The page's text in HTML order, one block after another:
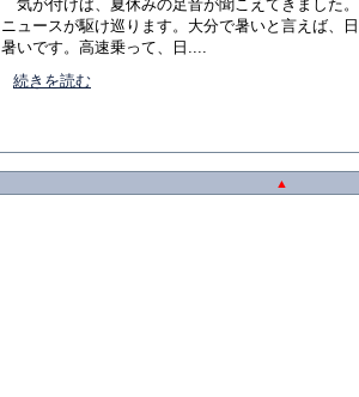
気が付けば、夏休みの足音が聞こえてきました
ニュースが駆け巡ります。大分で暑いと言えば、
暑いです。高速乗って、日....
続きを読む
▲